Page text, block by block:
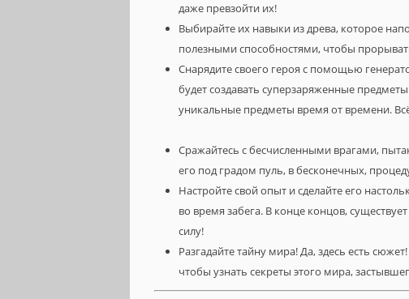
даже превзойти их!
Выбирайте их навыки из древа, которое
полезными способностями, чтобы
Снарядите своего героя с помощью
будет создавать суперзаряженные
уникальные предметы время от времени.
Сражайтесь с бесчисленными врагами,
его под градом пуль, в бесконечных,
Настройте свой опыт и сделайте его
во время забега. В конце концов,
силу!
Разгадайте тайну мира! Да, здесь есть
чтобы узнать секреты этого мира,